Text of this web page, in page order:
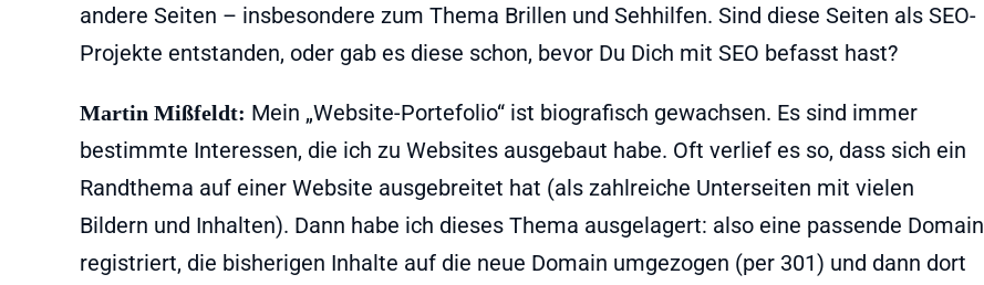
andere Seiten – insbesondere zum Thema Brillen und Sehhilfen. Sind diese Seiten als SEO-
Projekte entstanden, oder gab es diese schon, bevor Du Dich mit SEO befasst hast?
Martin Mißfeldt: Mein „Website-Portefolio“ ist biografisch gewachsen. Es sind immer
bestimmte Interessen, die ich zu Websites ausgebaut habe. Oft verlief es so, dass sich ein
Randthema auf einer Website ausgebreitet hat (als zahlreiche Unterseiten mit vielen
Bildern und Inhalten). Dann habe ich dieses Thema ausgelagert: also eine passende Domain
registriert, die bisherigen Inhalte auf die neue Domain umgezogen (per 301) und dann dort